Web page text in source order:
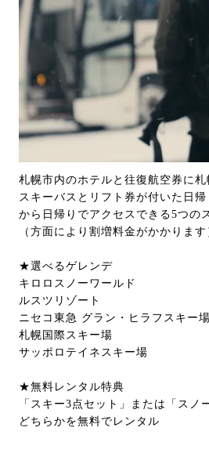
札幌市内のホテルと往復航空券に
スキーバスとリフト券が付いた日
から日帰りでアクセスできる5つの
（方面により割増料金がかかります
★選べるゲレンデ
キロロスノーワールド
ルスツリゾート
ニセコ東急 グラン・ヒラフスキー場
札幌国際スキー場
サッポロテイネスキー場
★無料レンタル特典
「スキー3点セット」または「スノ
どちらかを無料でレンタル